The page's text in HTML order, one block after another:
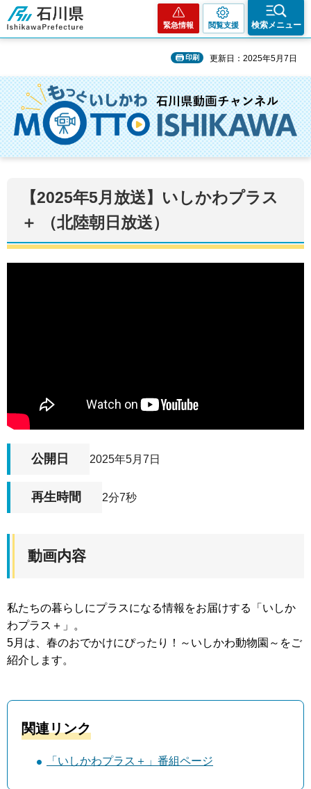
石川県
緊急情報 閲覧支援 検索メニュー
印刷 更新日：2025年5月7日
【2025年5月放送】いしかわプラス
＋ （北陸朝日放送）
公開日 2025年5月7日
再生時間 2分7秒
動画内容
私たちの暮らしにプラスになる情報をお届けする「いしか
わプラス＋」。
5月は、春のおでかけにぴったり！～いしかわ動物園～をご
紹介します。
関連リンク
「いしかわプラス＋」番組ページ